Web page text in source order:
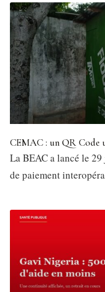
CEMAC : un QR Code
La BEAC a lancé le
de paiement